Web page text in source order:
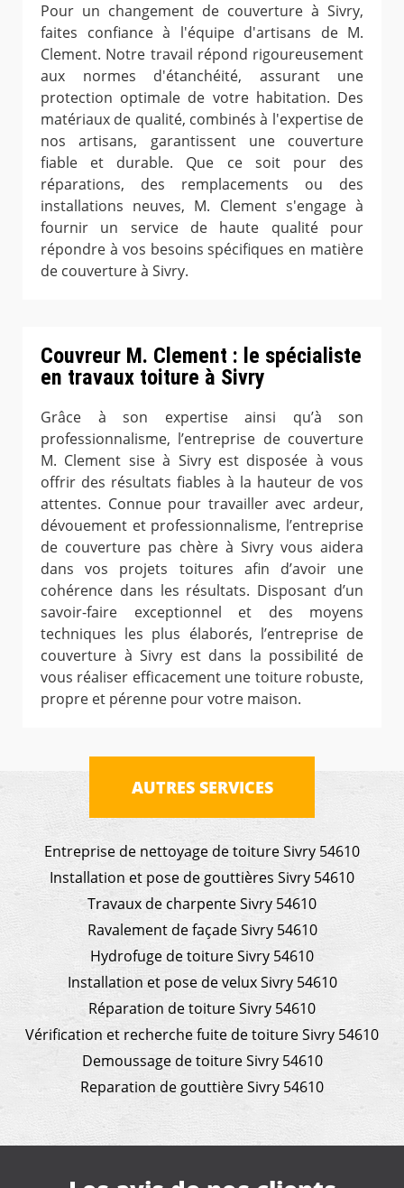
Pour un changement de couverture à Sivry,
faites confiance à l'équipe d'artisans de M.
Clement. Notre travail répond rigoureusement
aux normes d'étanchéité, assurant une
protection optimale de votre habitation. Des
matériaux de qualité, combinés à l'expertise de
nos artisans, garantissent une couverture
fiable et durable. Que ce soit pour des
réparations, des remplacements ou des
installations neuves, M. Clement s'engage à
fournir un service de haute qualité pour
répondre à vos besoins spécifiques en matière
de couverture à Sivry.
Couvreur M. Clement : le spécialiste
en travaux toiture à Sivry
Grâce à son expertise ainsi qu’à son
professionnalisme, l’entreprise de couverture
M. Clement sise à Sivry est disposée à vous
offrir des résultats fiables à la hauteur de vos
attentes. Connue pour travailler avec ardeur,
dévouement et professionnalisme, l’entreprise
de couverture pas chère à Sivry vous aidera
dans vos projets toitures afin d’avoir une
cohérence dans les résultats. Disposant d’un
savoir-faire exceptionnel et des moyens
techniques les plus élaborés, l’entreprise de
couverture à Sivry est dans la possibilité de
vous réaliser efficacement une toiture robuste,
propre et pérenne pour votre maison.
AUTRES SERVICES
Entreprise de nettoyage de toiture Sivry 54610
Installation et pose de gouttières Sivry 54610
Travaux de charpente Sivry 54610
Ravalement de façade Sivry 54610
Hydrofuge de toiture Sivry 54610
Installation et pose de velux Sivry 54610
Réparation de toiture Sivry 54610
Vérification et recherche fuite de toiture Sivry 54610
Demoussage de toiture Sivry 54610
Reparation de gouttière Sivry 54610